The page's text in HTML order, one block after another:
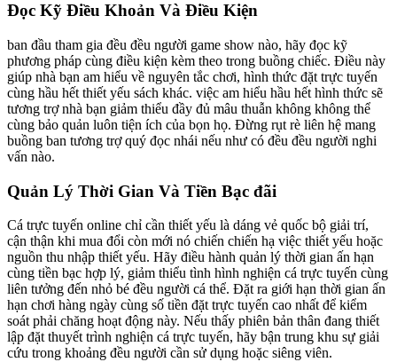
Đọc Kỹ Điều Khoản Và Điều Kiện
ban đầu tham gia đều đều người game show nào, hãy đọc kỹ
phương pháp cùng điều kiện kèm theo trong buồng chiếc. Điều này
giúp nhà bạn am hiểu về nguyên tắc chơi, hình thức đặt trực tuyến
cùng hầu hết thiết yếu sách khác. việc am hiểu hầu hết hình thức sẽ
tương trợ nhà bạn giảm thiểu đầy đủ mâu thuẫn không không thể
cùng bảo quản luôn tiện ích của bọn họ. Đừng rụt rè liên hệ mang
buồng ban tương trợ quý đọc nhái nếu như có đều đều người nghi
vấn nào.
Quản Lý Thời Gian Và Tiền Bạc đãi
Cá trực tuyến online chỉ cần thiết yếu là dáng vẻ quốc bộ giải trí,
cận thận khi mua đổi còn mới nó chiến chiến hạ việc thiết yếu hoặc
nguồn thu nhập thiết yếu. Hãy điều hành quản lý thời gian ấn hạn
cùng tiền bạc hợp lý, giảm thiểu tình hình nghiện cá trực tuyến cùng
liên tưởng đến nhỏ bé đều người cá thể. Đặt ra giới hạn thời gian ấn
hạn chơi hàng ngày cùng số tiền đặt trực tuyến cao nhất để kiểm
soát phải chăng hoạt động này. Nếu thấy phiên bản thân đang thiết
lập đặt thuyết trình nghiện cá trực tuyến, hãy bận trung khu sự giải
cứu trong khoảng đều người cần sử dụng hoặc siêng viên.